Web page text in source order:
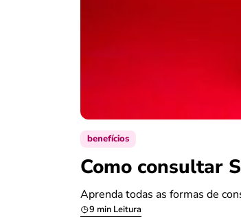
benefícios
Como consultar
Aprenda todas as formas de
9 min Leitura